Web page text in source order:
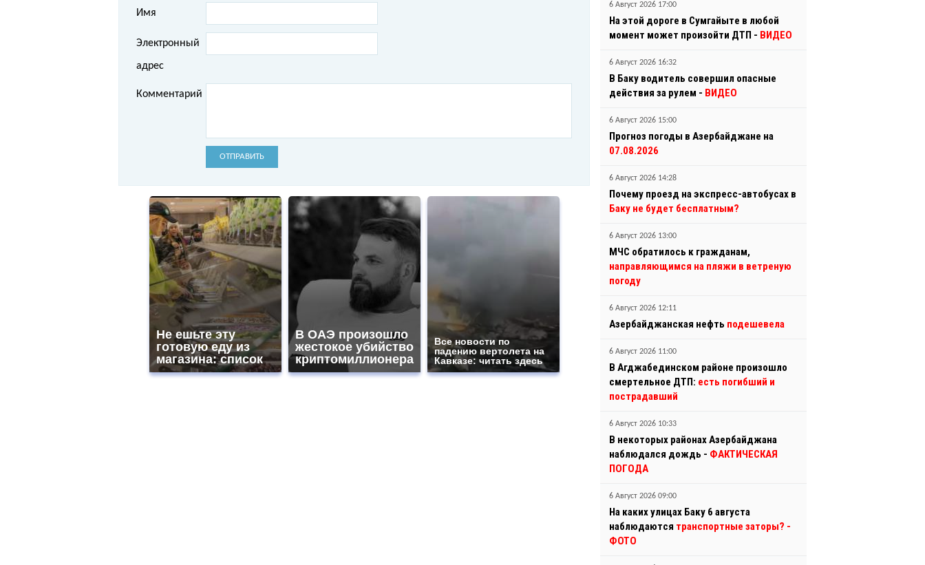
Имя
Электронный
адрес
Комментарий
ОТПРАВИТЬ
Не ешьте эту
готовую еду из
магазина: список
В ОАЭ произошло
жестокое убийство
криптомиллионера
Все новости по
падению вертолета на
Кавказе: читать здесь
6 Август 2026 17:00
На этой дороге в Сумгайыте в любой
момент может произойти ДТП - ВИДЕО
6 Август 2026 16:32
В Баку водитель совершил опасные
действия за рулем - ВИДЕО
6 Август 2026 15:00
Прогноз погоды в Азербайджане на
07.08.2026
6 Август 2026 14:28
Почему проезд на экспресс-автобусах в
Баку не будет бесплатным?
6 Август 2026 13:00
МЧС обратилось к гражданам,
направляющимся на пляжи в ветреную
погоду
6 Август 2026 12:11
Азербайджанская нефть подешевела
6 Август 2026 11:00
В Агджабединском районе произошло
смертельное ДТП: есть погибший и
пострадавший
6 Август 2026 10:33
В некоторых районах Азербайджана
наблюдался дождь - ФАКТИЧЕСКАЯ
ПОГОДА
6 Август 2026 09:00
На каких улицах Баку 6 августа
наблюдаются транспортные заторы? -
ФОТО